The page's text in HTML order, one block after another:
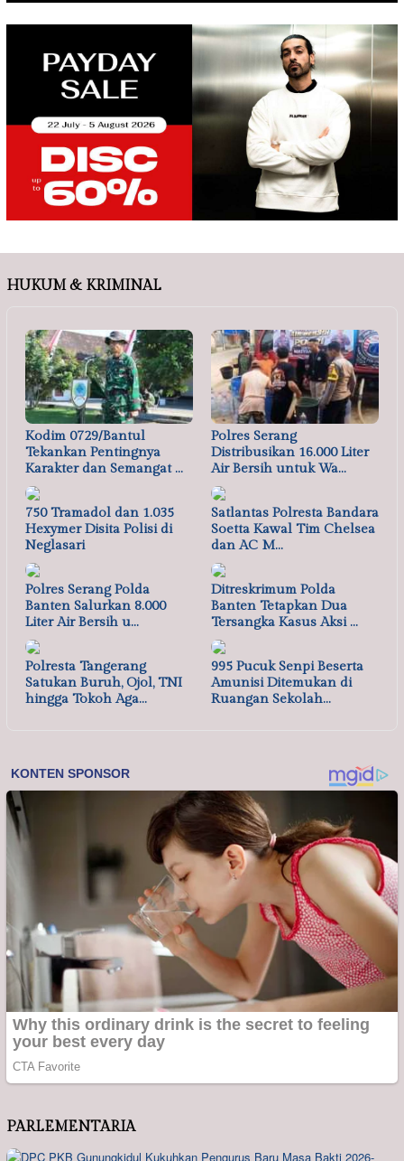
HUKUM & KRIMINAL
Kodim 0729/Bantul
Tekankan Pentingnya
Karakter dan Semangat …
Polres Serang
Distribusikan 16.000 Liter
Air Bersih untuk Wa…
750 Tramadol dan 1.035
Hexymer Disita Polisi di
Neglasari
Satlantas Polresta Bandara
Soetta Kawal Tim Chelsea
dan AC M…
Polres Serang Polda
Banten Salurkan 8.000
Liter Air Bersih u…
Ditreskrimum Polda
Banten Tetapkan Dua
Tersangka Kasus Aksi …
Polresta Tangerang
Satukan Buruh, Ojol, TNI
hingga Tokoh Aga…
995 Pucuk Senpi Beserta
Amunisi Ditemukan di
Ruangan Sekolah…
PARLEMENTARIA